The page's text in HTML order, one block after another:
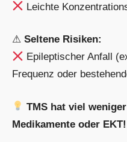
Leichte
⚠ Seltene Risiken:
Epileptischer Anfall
Frequenz oder
TMS hat viel
Medikamente oder EKT!